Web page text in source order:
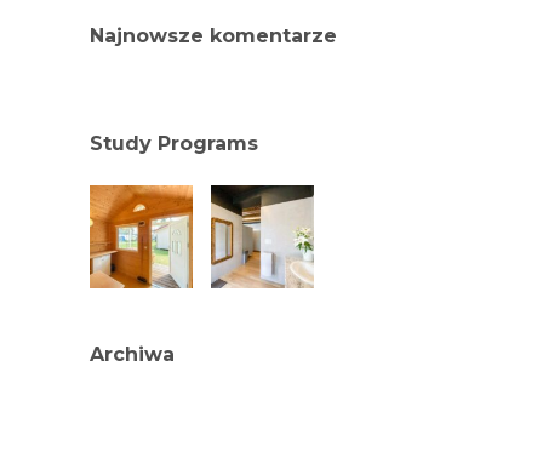
Najnowsze komentarze
Study Programs
Archiwa